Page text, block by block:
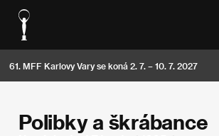
61. MFF Karlovy Vary se koná 2. 7. – 10. 7. 2027
Polibky a škrábance